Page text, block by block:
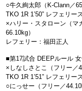
○牛久絢太郎（K-Clann／
TKO 1R 1’50” レフェリー
×ハリー・スタローン（マ
66.10kg）
レフェリー：福田正人
■第17試合 DEEPルール
×しなしさとこ（フリー／
TKO 1R 1’51” レフェリー
○にっせー（フリー／